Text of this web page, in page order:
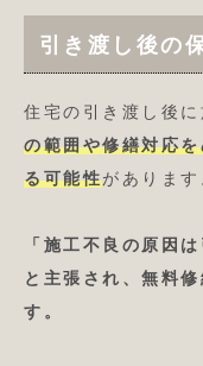
引き渡し後の
住宅の引き渡し後
の範囲や修繕対応
る可能性があります
「施工不良の原因
と主張され、無料
す。